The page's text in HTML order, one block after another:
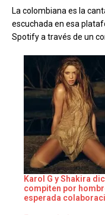
La colombiana es la
escuchada en esa
Spotify a través de un
Karol G y Shakira
compiten por
esperada